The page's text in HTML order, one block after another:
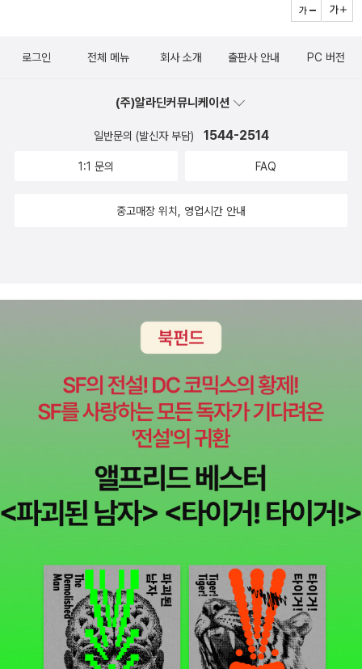
라 정말 고전적인 느낌이 물씬나는.빈둥거리고 있는데 마침 광고문자
니 방황하는 칼날도 꽤 두꺼운 책이었지만 한 권. 유성의 인연은 두
권. 참 애매한 문제야. 그래도 히가시노 게이고인데, 읽고 싶은거지
어느 한 권을 그냥 넘길수가 없어서 고민스럽다. 이 책들을 쌓아두고
기는 해야하겠지만. 좀 가볍게 소설을 읽고 싶기도 하고. 장 스트레칭
로그인 전체 메뉴 회사 소개 출판사 안내 PC 버전
(주)알라딘커뮤니케이션
일반문의 (발신자 부담) 1544-2514
1:1 문의 FAQ
중고매장 위치, 영업시간 안내